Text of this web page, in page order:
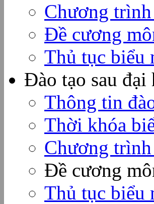
Chương trình
Đề cương
Thủ tục biểu
Đào tạo sau đại
Thông tin
Thời khóa
Chương trình
Đề cương
Thủ tục biểu